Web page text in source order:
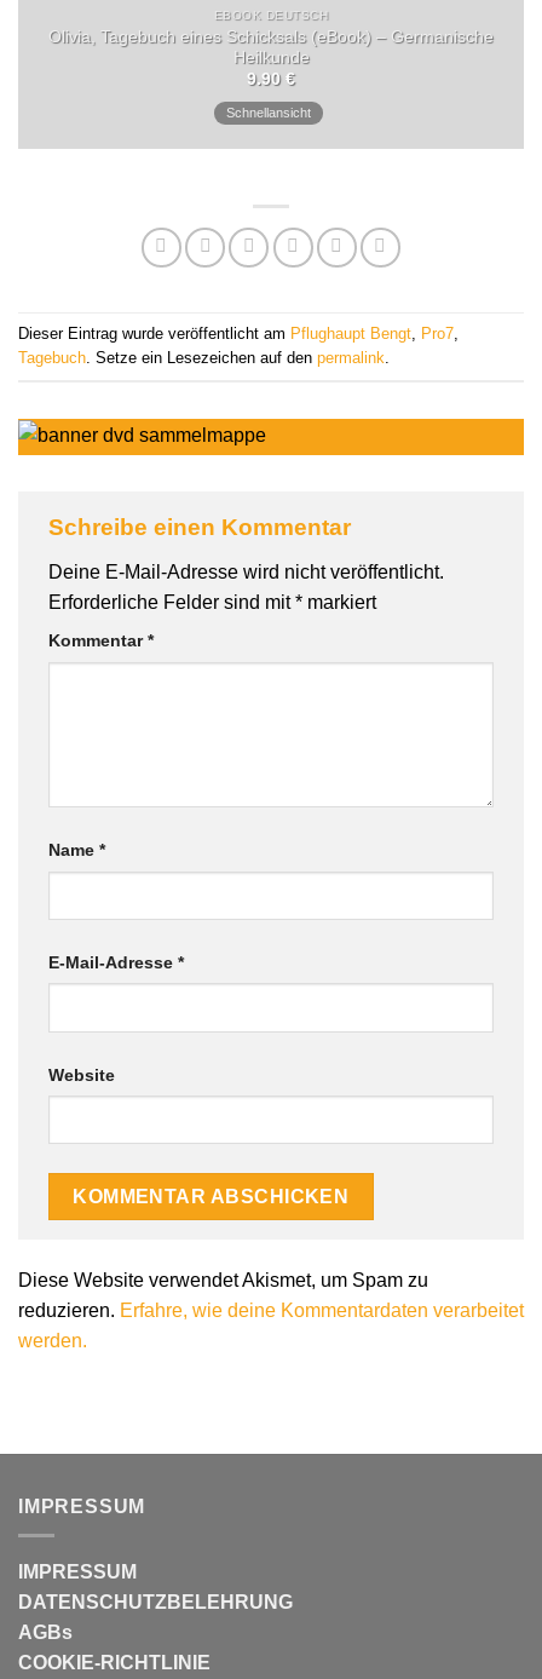
EBOOK DEUTSCH
Olivia, Tagebuch eines Schicksals (eBook) – Germanische
Heilkunde
9.90 €
Schnellansicht
Dieser Eintrag wurde veröffentlicht am Pflughaupt Bengt Pro7
Tagebuch . Setze ein Lesezeichen auf den permalink
Schreibe einen Kommentar
Deine E-Mail-Adresse wird nicht veröffentlicht.
Erforderliche Felder sind mit* markiert
Kommentar*
Name *
E-Mail-Adresse *
Website
Diese Website verwendet Akismet, um Spam zu
reduzieren. Erfahre, wie deine Kommentardaten verarbeitet
werden.
IMPRESSUM
IMPRESSUM
DATENSCHUTZBELEHRUNG
AGBs
COOKIE-RICHTLINIE